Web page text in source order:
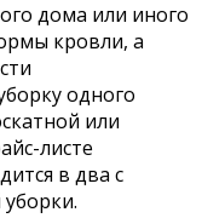
дома или иного
кровли, а
одного
или
листе
в два с